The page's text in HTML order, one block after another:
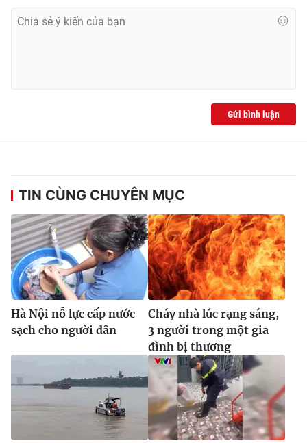
Tổng đài VTV:024.38 355 931 - 024.38 355 932
® Cấm sao chép dưới mọi hình thức nếu không có sự chấp
thuận bằng văn bản. Ghi rõ nguồn VTV.vn khi phát hành lại
thông tin từ website này.
Gửi bình luận
TIN CÙNG CHUYÊN MỤC
Hà Nội nỗ lực cấp nước
sạch cho người dân
Cháy nhà lúc rạng sáng,
3 người trong một gia
đình bị thương